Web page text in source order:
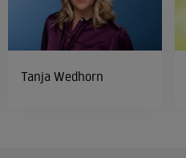
Tanja Wedhorn